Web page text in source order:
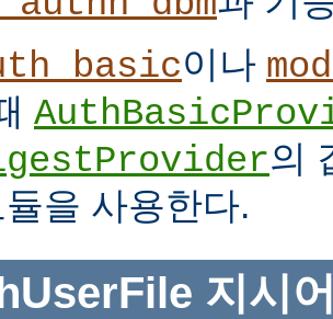
이나
의
을 사용한다.
지시